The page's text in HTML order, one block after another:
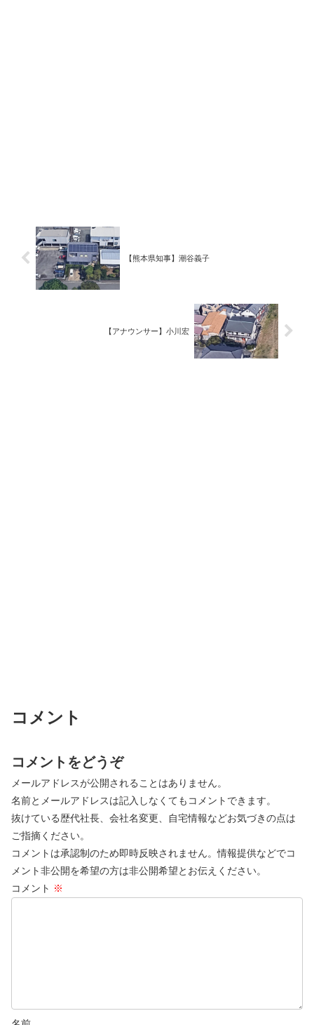
【熊本県知事】潮谷義子
【アナウンサー】小川宏
コメント
コメントをどうぞ
メールアドレスが公開されることはありません。
名前とメールアドレスは記入しなくてもコメントできます。
抜けている歴代社長、会社名変更、自宅情報などお気づきの点は
ご指摘ください。
コメントは承認制のため即時反映されません。情報提供などでコ
メント非公開を希望の方は非公開希望とお伝えください。
コメント ※